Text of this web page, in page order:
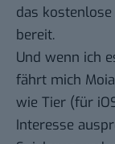
das
bereit.
Und wenn ich
fährt mich Moia
wie Tier (für
Interesse